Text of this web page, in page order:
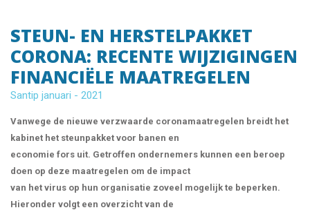
STEUN- EN HERSTELPAKKET
CORONA: RECENTE WIJZIGINGEN
FINANCIËLE MAATREGELEN
Santip januari - 2021
Vanwege de nieuwe verzwaarde coronamaatregelen breidt het
kabinet het steunpakket voor banen en
economie fors uit. Getroffen ondernemers kunnen een beroep
doen op deze maatregelen om de impact
van het virus op hun organisatie zoveel mogelijk te beperken.
Hieronder volgt een overzicht van de